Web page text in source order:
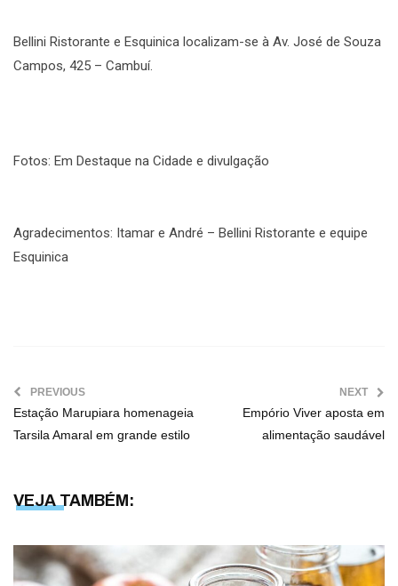
Bellini Ristorante e Esquinica localizam-se à Av. José de Souza
Campos, 425 – Cambuí.
Fotos: Em Destaque na Cidade e divulgação
Agradecimentos: Itamar e André – Bellini Ristorante e equipe
Esquinica
PREVIOUS
Estação Marupiara homenageia
Tarsila Amaral em grande estilo
NEXT
Empório Viver aposta em
alimentação saudável
VEJA TAMBÉM: